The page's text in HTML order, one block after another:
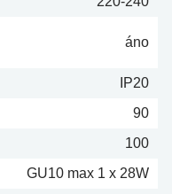
áno
IP20
90
100
GU10 max 1 x 28W